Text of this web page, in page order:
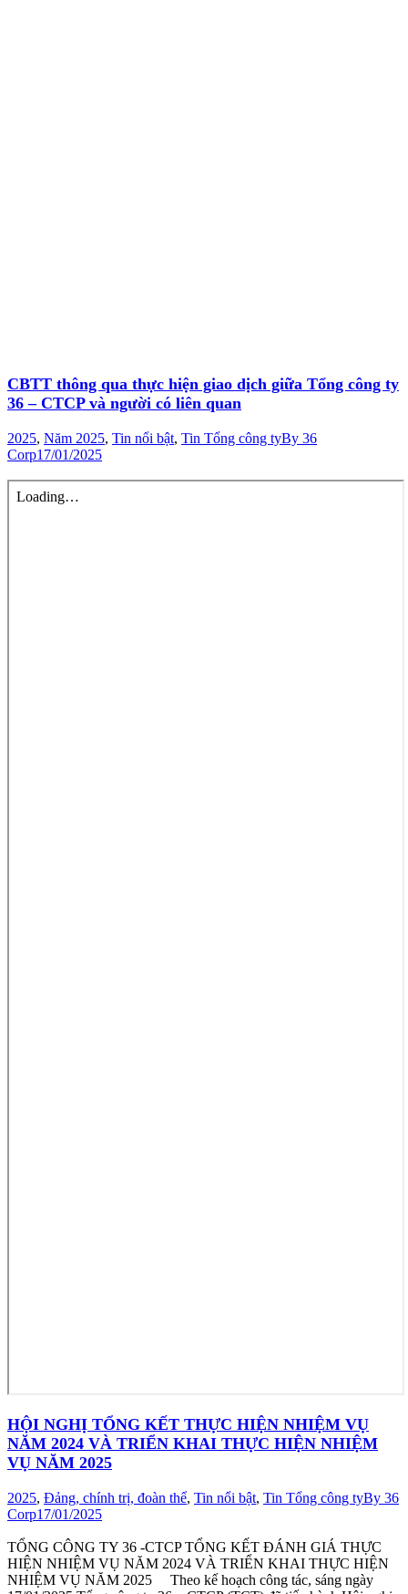
CBTT thông qua thực hiện giao dịch giữa Tổng công ty
36 – CTCP và người có liên quan
2025, Năm 2025, Tin nổi bật, Tin Tổng công tyBy 36
Corp17/01/2025
HỘI NGHỊ TỔNG KẾT THỰC HIỆN NHIỆM VỤ
NĂM 2024 VÀ TRIỂN KHAI THỰC HIỆN NHIỆM
VỤ NĂM 2025
2025, Đảng, chính trị, đoàn thể, Tin nổi bật, Tin Tổng công tyBy 36
Corp17/01/2025
TỔNG CÔNG TY 36 -CTCP TỔNG KẾT ĐÁNH GIÁ THỰC
HIỆN NHIỆM VỤ NĂM 2024 VÀ TRIỂN KHAI THỰC HIỆN
NHIỆM VỤ NĂM 2025 Theo kế hoạch công tác, sáng ngày